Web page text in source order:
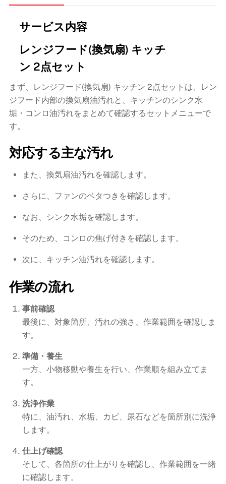
サービス内容
レンジフード(換気扇) キッチ
ン 2点セット
まず、レンジフード(換気扇) キッチン 2点セットは、レン
ジフード内部の換気扇油汚れと、キッチンのシンク水
垢・コンロ油汚れをまとめて確認するセットメニューで
す。
対応する主な汚れ
また、換気扇油汚れを確認します。
さらに、ファンのベタつきを確認します。
なお、シンク水垢を確認します。
そのため、コンロの焦げ付きを確認します。
次に、キッチン油汚れを確認します。
作業の流れ
事前確認
最後に、対象箇所、汚れの強さ、作業範囲を確認しま
す。
準備・養生
一方、小物移動や養生を行い、作業順を組み立てま
す。
洗浄作業
特に、油汚れ、水垢、カビ、尿石などを箇所別に洗浄
します。
仕上げ確認
そして、各箇所の仕上がりを確認し、作業範囲を一緒
に確認します。